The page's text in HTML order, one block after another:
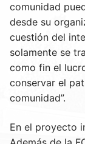
comunidad
desde su
cuestión del
solamente se
como fin el
conservar el
comunidad”.
En el proyecto